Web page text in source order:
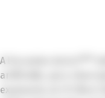
A l’occasion de la 5
artificielle, qui a réuni
exposants, la CCI Nice